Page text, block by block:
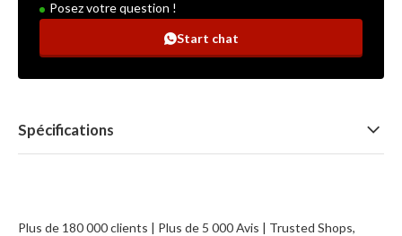
Posez votre question !
Start chat
Spécifications
Plus de 180 000 clients | Plus de 5 000 Avis | Trusted Shops,